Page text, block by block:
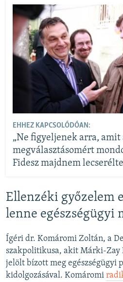
EHHEZ KAPCSOLÓDÓAN:
„Ne figyeljenek arra, amit
megválasztásomért
Fidesz majdnem
Ellenzéki győzelem
lenne
Ígéri dr. Komáromi Zoltán, a
szakpolitikusa, akit Márki-Zay
jelölt bízott meg egészségügyi
kidolgozásával. Komáromi